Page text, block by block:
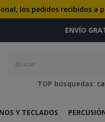
los pedidos recibidos a
ENVÍO
TOP búsquedas:
Y TECLADOS